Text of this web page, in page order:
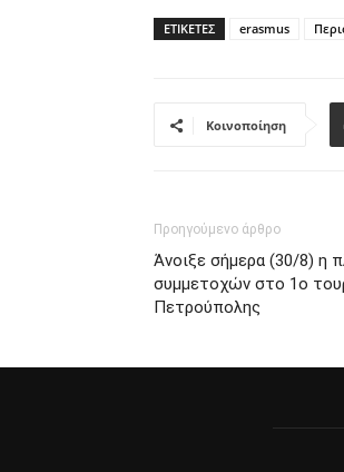
ΕΤΙΚΈΤΕΣ erasmus
Κοινοποίηση
Προηγούμενο άρθρο
Άνοιξε σήμερα (30/8) η
συμμετοχών στο 1ο
Πετρούπολης